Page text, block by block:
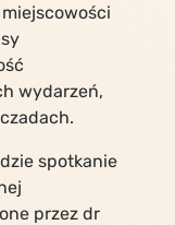
wydarzeń,
spotkanie
przez dr